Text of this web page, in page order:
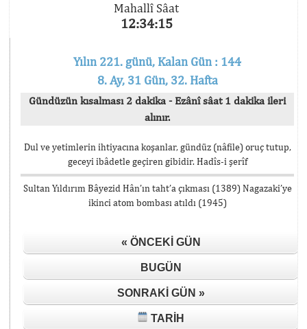
Mahallî Sâat
12:34:15
Yılın 221. günü, Kalan Gün : 144
8. Ay, 31 Gün, 32. Hafta
Gündüzün kısalması 2 dakika - Ezânî sâat 1 dakika ileri
alınır.
Dul ve yetimlerin ihtiyacına koşanlar, gündüz (nâfile) oruç tutup,
geceyi ibâdetle geçiren gibidir. Hadîs-i şerîf
Sultan Yıldırım Bâyezid Hân’ın taht’a çıkması (1389) Nagazaki’ye
ikinci atom bombası atıldı (1945)
« ÖNCEKI GÜN
BUGÜN
SONRAKI GÜN »
TARIH